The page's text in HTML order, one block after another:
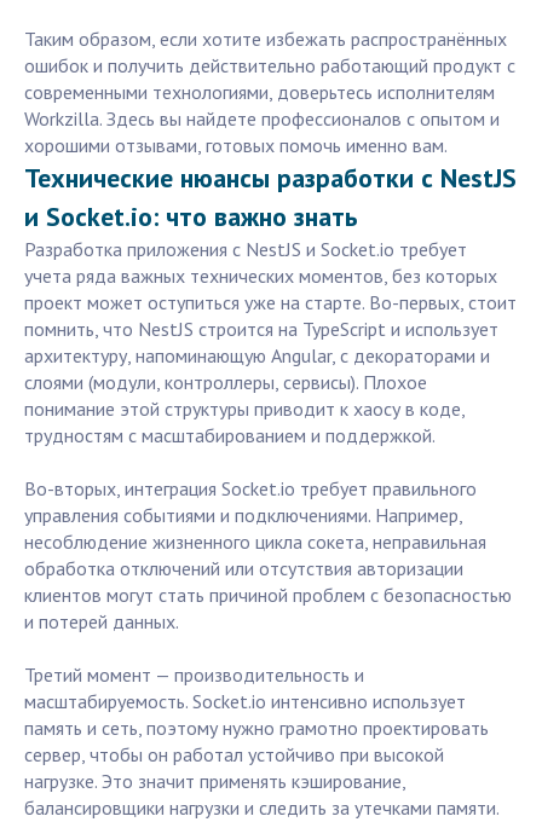
Таким образом, если хотите избежать распространённых
ошибок и получить действительно работающий продукт с
современными технологиями, доверьтесь исполнителям
Workzilla. Здесь вы найдете профессионалов с опытом и
хорошими отзывами, готовых помочь именно вам.
Технические нюансы разработки с NestJS
и Socket.io: что важно знать
Разработка приложения с NestJS и Socket.io требует
учета ряда важных технических моментов, без которых
проект может оступиться уже на старте. Во-первых, стоит
помнить, что NestJS строится на TypeScript и использует
архитектуру, напоминающую Angular, с декораторами и
слоями (модули, контроллеры, сервисы). Плохое
понимание этой структуры приводит к хаосу в коде,
трудностям с масштабированием и поддержкой.
Во-вторых, интеграция Socket.io требует правильного
управления событиями и подключениями. Например,
несоблюдение жизненного цикла сокета, неправильная
обработка отключений или отсутствия авторизации
клиентов могут стать причиной проблем с безопасностью
и потерей данных.
Третий момент — производительность и
масштабируемость. Socket.io интенсивно использует
память и сеть, поэтому нужно грамотно проектировать
сервер, чтобы он работал устойчиво при высокой
нагрузке. Это значит применять кэширование,
балансировщики нагрузки и следить за утечками памяти.